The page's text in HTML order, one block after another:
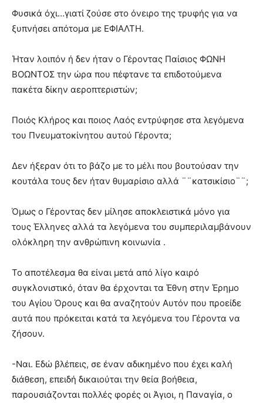
Φυσικά όχι…γιατί ζούσε στο όνειρο της τρυφής για να
ξυπνήσει απότομα με ΕΦΙΑΛΤΗ.
Ήταν λοιπόν ή δεν ήταν ο Γέροντας Παίσιος ΦΩΝΗ
ΒΟΩΝΤΟΣ την ώρα που πέφτανε τα επιδοτούμενα
πακέτα δίκην αεροπτεριστών;
Ποιός Κλήρος και ποιος Λαός εντρύφησε στα λεγόμενα
του Πνευματοκίνητου αυτού Γέροντα;
Δεν ήξεραν ότι το βάζο με το μέλι που βουτούσαν την
κουτάλα τους δεν ήταν θυμαρίσιο αλλά ¨¨κατσικίσιο¨¨;
Όμως ο Γέροντας δεν μίλησε αποκλειστικά μόνο για
τους Έλληνες αλλά τα λεγόμενα του συμπεριλαμβάνουν
ολόκληρη την ανθρώπινη κοινωνία .
Το αποτέλεσμα θα είναι μετά από λίγο καιρό
συγκλονιστικό, όταν θα έρχονται τα Έθνη στην Έρημο
του Αγίου Όρους και θα αναζητούν Αυτόν που προείδε
αυτά που πρόκειται κατά τα λεγόμενα του Γέροντα να
ζήσουν.
-Ναι. Εδώ βλέπεις, σε έναν αδικημένο που έχει καλή
διάθεση, επειδή δικαιούται την θεία βοήθεια,
παρουσιάζονται πολλές φορές οι Άγιοι, η Παναγία, ο